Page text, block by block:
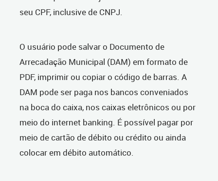
seu CPF, inclusive de CNPJ.
O usuário pode salvar o Documento de
Arrecadação Municipal (DAM) em formato de
PDF, imprimir ou copiar o código de barras. A
DAM pode ser paga nos bancos conveniados
na boca do caixa, nos caixas eletrônicos ou por
meio do internet banking. É possível pagar por
meio de cartão de débito ou crédito ou ainda
colocar em débito automático.